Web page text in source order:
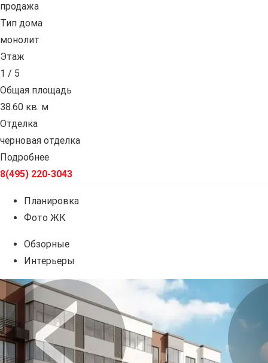
продажа
Тип дома
монолит
Этаж
1 / 5
Общая площадь
38.60 кв. м
Отделка
черновая отделка
Подробнее
8(495) 220-3043
Планировка
Фото ЖК
Обзорные
Интерьеры